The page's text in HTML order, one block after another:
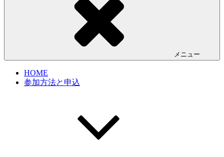
メニュー
HOME
参加方法と申込